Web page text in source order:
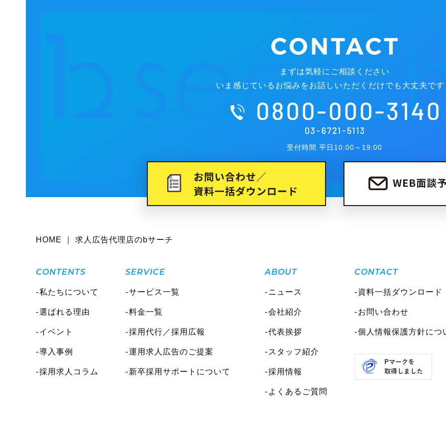
まずは気軽にご相談ください
いま感じているお悩みをお話しいただくだけでも大丈夫です
受付時間 平日10:00～19:00
HOME ｜ 求人広告代理店のbサーチ
CONTENTS
私たちについて
選ばれる理由
イベント
導入事例
採用求人コラム
SERVICE
サービス一覧
料金一覧
採用代行／採用広報
運用求人広告のご提案
新卒採用サポートについて
ABOUT
ニュース
会社紹介
代表挨拶
スタッフ紹介
採用情報
よくあるご質問
CONTACT
資料一括ダウンロード
お問い合わせ
個人情報保護方針につ